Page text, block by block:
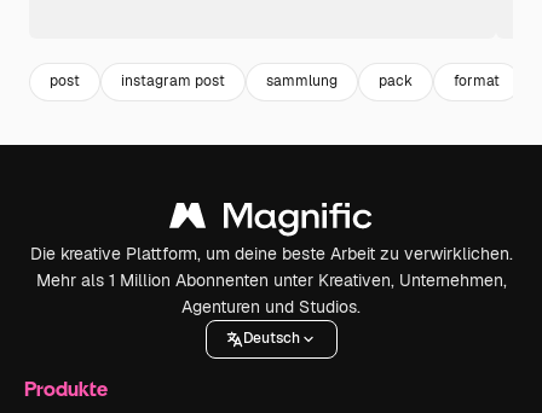
post instagram post sammlung pack format
Die kreative Plattform, um deine beste Arbeit zu verwirklichen.
Mehr als 1 Million Abonnenten unter Kreativen, Unternehmen,
Agenturen und Studios.
Deutsch
Produkte